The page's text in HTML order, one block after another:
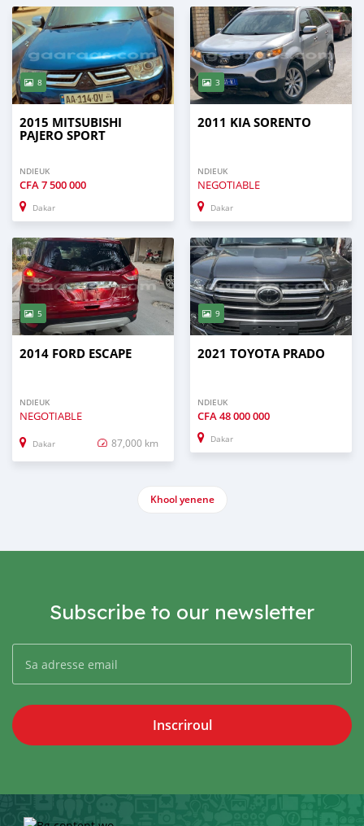
8
2015 MITSUBISHI
PAJERO SPORT
NDIEUK
CFA7 500 000
Dakar
3
2011 KIA SORENTO
NDIEUK
NEGOTIABLE
Dakar
5
2014 FORD ESCAPE
NDIEUK
NEGOTIABLE
Dakar 87,000 km
9
2021 TOYOTA PRADO
NDIEUK
CFA48 000 000
Dakar
Khool yenene
Subscribe to our newsletter
Inscriroul